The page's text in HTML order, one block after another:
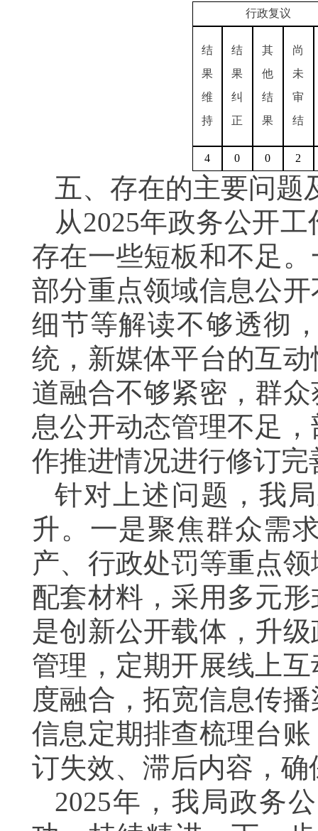
行政复议
结
果
维
持
结
果
纠
正
其
他
结
果
尚
未
审
结
4 0 0 2
五、存在的主要问题
从2025年政务公开
存在一些短板和不足
部分重点领域信息公
细节等解读不够透彻
统，新媒体平台的互
道融合不够紧密，群
息公开动态管理不足
作推进情况进行修订
针对上述问题，我
升。一是聚焦群众需
产、行政处罚等重点
配套材料，采用多元
是创新公开载体，升
管理，定期开展线上
度融合，拓宽信息传
信息定期排查梳理台
订失效、滞后内容，
2025年，我局政务